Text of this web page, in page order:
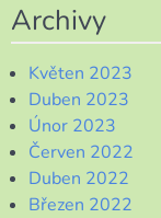
Archivy
Květen 2023
Duben 2023
Únor 2023
Červen 2022
Duben 2022
Březen 2022